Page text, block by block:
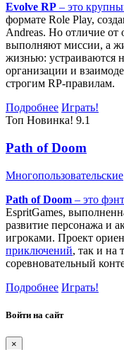
Evolve RP – это
формате Role Play,
Andreas. Но отличие от
выполняют миссии, а
жизнью: устраиваются
организации и
строгим RP-правилам.
Подробнее Играть!
Топ Новинка! 9.1
Path of Doom
Многопользовательские
Path of Doom – это
EspritGames,
развитие персонажа и
игроками. Проект
приключений, так и на
соревновательный
Подробнее Играть!
Войти на сайт
×